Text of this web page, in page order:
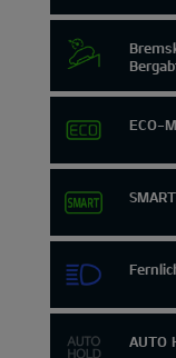
ECO-
AUTO